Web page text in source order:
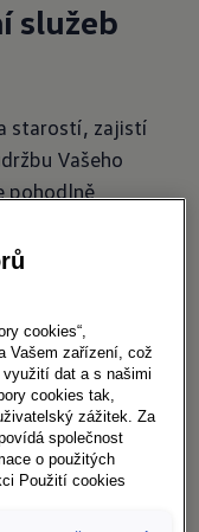
služeb
starostí, zajistí
Vašeho
pohodlně
pokyny, jak
aplikace
Car-Net, musí
fungování
nutné mít
k
cookies“,
Vašem zařízení, což
dat a s našimi
cookies tak,
zážitek. Za
společnost
o použitých
Použití cookies